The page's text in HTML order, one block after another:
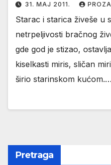
31. МАЈ 2011.
Starac i starica živeše u
netrpeljivosti bračnog
gde god je stizao,
kiselkasti miris, sličan
širio starinskom kućom.…
Pretraga